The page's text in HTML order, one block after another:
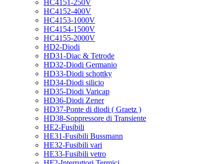
HC4151-250V
HC4152-400V
HC4153-1000V
HC4154-1500V
HC4155-2000V
HD2-Diodi
HD31-Diac & Tetrode
HD32-Diodi Germanio
HD33-Diodi schottky
HD34-Diodi silicio
HD35-Diodi Varicap
HD36-Diodi Zener
HD37-Ponte di diodi ( Graetz )
HD38-Soppressore di Transiente
HE2-Fusibili
HE31-Fusibili Bussmann
HE32-Fusibili vari
HE33-Fusibili vetro